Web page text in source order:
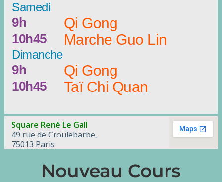
Samedi
9h Qi Gong
10h45 Marche Guo Lin
Dimanche
9h Qi Gong
10h45 Taï Chi Quan
Square René Le Gall
49 rue de Croulebarbe,
75013 Paris
Nouveau Cours